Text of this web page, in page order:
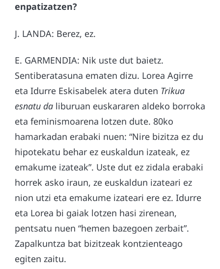
enpatizatzen?
J. LANDA: Berez, ez.
E. GARMENDIA: Nik uste dut baietz.
Sentiberatasuna ematen dizu. Lorea Agirre
eta Idurre Eskisabelek atera duten Trikua
esnatu da liburuan euskararen aldeko borroka
eta feminismoarena lotzen dute. 80ko
hamarkadan erabaki nuen: “Nire bizitza ez du
hipotekatu behar ez euskaldun izateak, ez
emakume izateak”. Uste dut ez zidala erabaki
horrek asko iraun, ze euskaldun izateari ez
nion utzi eta emakume izateari ere ez. Idurre
eta Lorea bi gaiak lotzen hasi zirenean,
pentsatu nuen “hemen bazegoen zerbait”.
Zapalkuntza bat bizitzeak kontzienteago
egiten zaitu.